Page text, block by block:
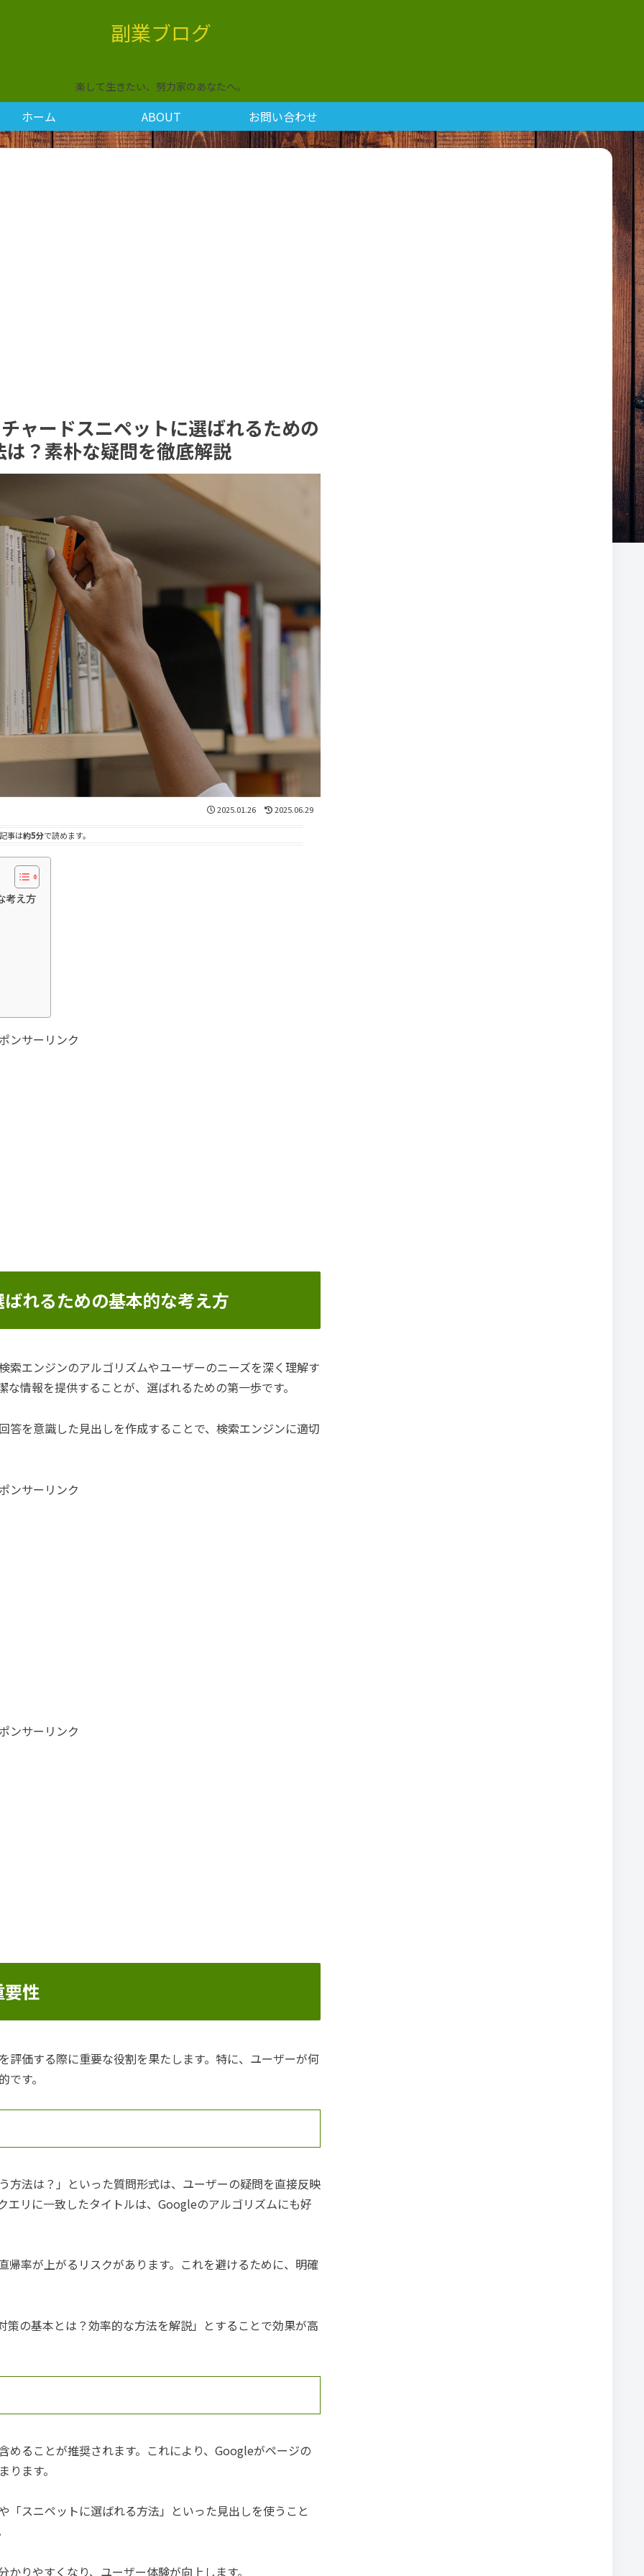
副業ブログ
楽して生きたい、努力家のあなたへ。
ホーム ABOUT お問い合わせ
ャードスニペットに選ばれるための
？素朴な疑問を徹底解説
2025.01.26 2025.06.29
事は約5分で読めます。
考え方
ンサーリンク
れるための基本的な考え方
索エンジンのアルゴリズムやユーザーのニーズを深く理解す
情報を提供することが、選ばれるための第一歩です。
答を意識した見出しを作成することで、検索エンジンに適切
ンサーリンク
ンサーリンク
性
評価する際に重要な役割を果たします。特に、ユーザーが何
す。
法は？」といった質問形式は、ユーザーの疑問を直接反映
エリに一致したタイトルは、Googleのアルゴリズムにも好
率が上がるリスクがあります。これを避けるために、明確
策の基本とは？効率的な方法を解説」とすることで効果が高
めることが推奨されます。これにより、Googleがページの
ます。
スニペットに選ばれる方法」といった見出しを使うこと
りやすくなり、ユーザー体験が向上します。